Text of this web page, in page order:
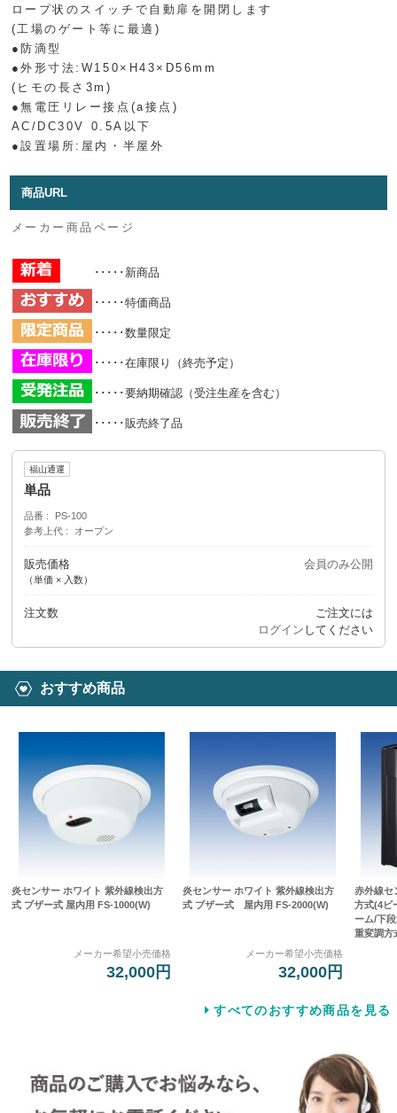
ロープ状のスイッチで自動扉を開閉します
(工場のゲート等に最適)
●防滴型
●外形寸法:W150×H43×D56mm
(ヒモの長さ3m)
●無電圧リレー接点(a接点)
AC/DC30V 0.5A以下
●設置場所:屋内・半屋外
商品URL
メーカー商品ページ
･････新商品
･････特価商品
･････数量限定
･････在庫限り（終売予定）
･････要納期確認（受注生産を含む）
･････販売終了品
福山通運
単品
品番
PS-100
参考上代
オープン
販売価格
（単価 × 入数）
会員のみ公開
注文数
ご注文には
ログイン してください
おすすめ商品
炎センサー ホワイト 紫外線検出方
式 ブザー式 屋内用 FS-1000(W)
メーカー希望小売価格
32,000円
炎センサー ホワイト 紫外線検出方
式 ブザー式 屋内用 FS-2000(W)
メーカー希望小売価格
32,000円
赤外線セ
方式(4ビ
ーム/下
重変調方
すべてのおすすめ商品を見る